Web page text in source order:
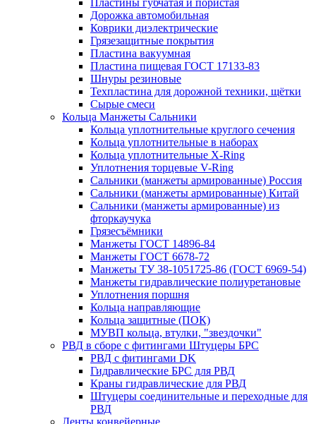
Пластины губчатая и пористая
Дорожка автомобильная
Коврики диэлектрические
Грязезащитные покрытия
Пластина вакуумная
Пластина пищевая ГОСТ 17133-83
Шнуры резиновые
Техпластина для дорожной техники, щётки
Сырые смеси
Кольца Манжеты Сальники
Кольца уплотнительные круглого сечения
Кольца уплотнительные в наборах
Кольца уплотнительные Х-Ring
Уплотнения торцевые V-Ring
Сальники (манжеты армированные) Россия
Сальники (манжеты армированные) Китай
Сальники (манжеты армированные) из
фторкаучука
Грязесъёмники
Манжеты ГОСТ 14896-84
Манжеты ГОСТ 6678-72
Манжеты ТУ 38-1051725-86 (ГОСТ 6969-54)
Манжеты гидравлические полиуретановые
Уплотнения поршня
Кольца направляющие
Кольца защитные (ПОК)
МУВП кольца, втулки, "звездочки"
РВД в сборе с фитингами Штуцеры БРС
РВД с фитингами DK
Гидравлические БРС для РВД
Краны гидравлические для РВД
Штуцеры соединительные и переходные для
РВД
Ленты конвейерные